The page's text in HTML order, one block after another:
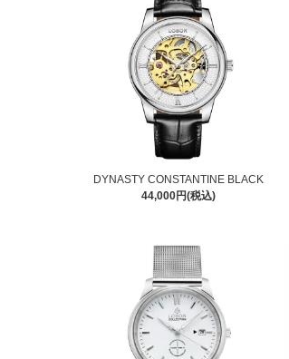
DYNASTY CONSTANTINE BLACK
44,000円(税込)